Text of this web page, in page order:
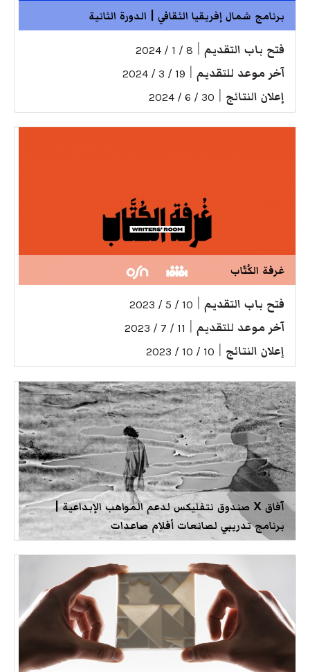
برنامج شمال إفريقيا الثقافي | الدورة الثانية
فتح باب التقديم 8 / 1 / 2024
آخر موعد للتقديم 19 / 3 / 2024
إعلان النتائج 30 / 6 / 2024
غرفة الكُتّاب
فتح باب التقديم 10 / 5 / 2023
آخر موعد للتقديم 11 / 7 / 2023
إعلان النتائج 10 / 10 / 2023
آفاق X صندوق نتفليكس لدعم المواهب الإبداعية |
برنامج تدريبي لصانعات أفلام صاعدات